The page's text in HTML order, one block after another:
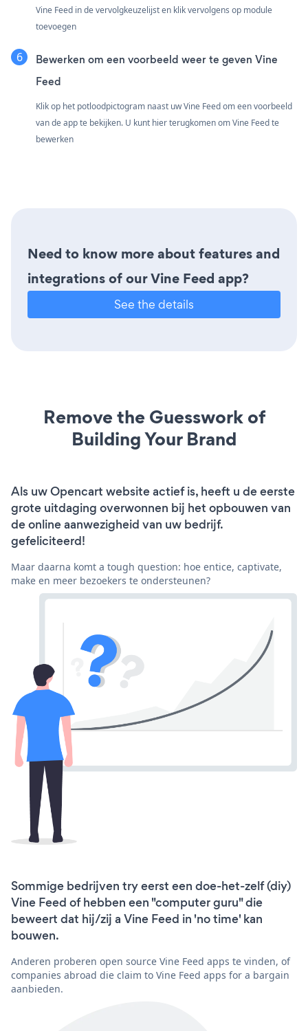
Vine Feed in de vervolgkeuzelijst en klik vervolgens op module
toevoegen
Bewerken om een voorbeeld weer te geven Vine
Feed
Klik op het potloodpictogram naast uw Vine Feed om een voorbeeld
van de app te bekijken. U kunt hier terugkomen om Vine Feed te
bewerken
Need to know more about features and
integrations of our Vine Feed app?
See the details
Remove the Guesswork of
Building Your Brand
Als uw Opencart website actief is, heeft u de eerste
grote uitdaging overwonnen bij het opbouwen van
de online aanwezigheid van uw bedrijf.
gefeliciteerd!
Maar daarna komt a tough question: hoe entice, captivate,
make en meer bezoekers te ondersteunen?
Sommige bedrijven try eerst een doe-het-zelf (diy)
Vine Feed of hebben een "computer guru" die
beweert dat hij/zij a Vine Feed in 'no time' kan
bouwen.
Anderen proberen open source Vine Feed apps te vinden, of
companies abroad die claim to Vine Feed apps for a bargain
aanbieden.